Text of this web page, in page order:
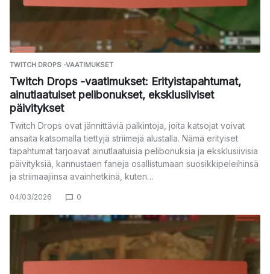
TWITCH DROPS -VAATIMUKSET
Twitch Drops -vaatimukset: Erityistapahtumat,
ainutlaatuiset pelibonukset, eksklusiiviset
päivitykset
Twitch Drops ovat jännittäviä palkintoja, joita katsojat voivat
ansaita katsomalla tiettyjä striimejä alustalla. Nämä erityiset
tapahtumat tarjoavat ainutlaatuisia pelibonuksia ja eksklusiivisia
päivityksiä, kannustaen faneja osallistumaan suosikkipeleihinsä
ja striimaajiinsa avainhetkinä, kuten…
04/03/2026 0